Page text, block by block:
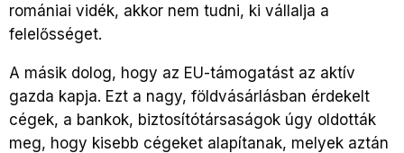
romániai vidék, akkor nem tudni, ki vállalja a
felelősséget.
A másik dolog, hogy az EU-támogatást az aktív
gazda kapja. Ezt a nagy, földvásárlásban érdekelt
cégek, a bankok, biztosítótársaságok úgy oldották
meg, hogy kisebb cégeket alapítanak, melyek aztán